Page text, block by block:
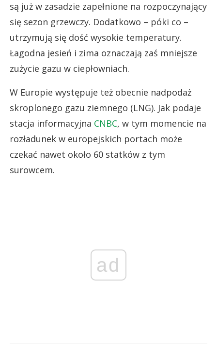
są już w zasadzie zapełnione na rozpoczynający
się sezon grzewczy. Dodatkowo – póki co –
utrzymują się dość wysokie temperatury.
Łagodna jesień i zima oznaczają zaś mniejsze
zużycie gazu w ciepłowniach.
W Europie występuje też obecnie nadpodaż
skroplonego gazu ziemnego (LNG). Jak podaje
stacja informacyjna CNBC, w tym momencie na
rozładunek w europejskich portach może
czekać nawet około 60 statków z tym
surowcem.
ad